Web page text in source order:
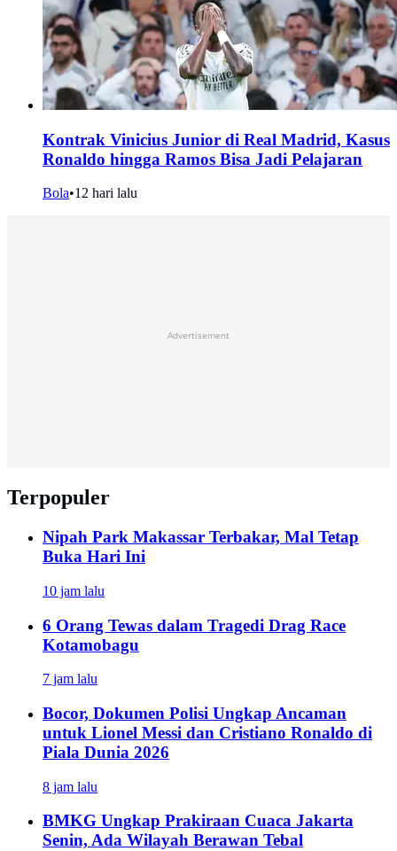
Kontrak Vinicius Junior di Real Madrid, Kasus
Ronaldo hingga Ramos Bisa Jadi Pelajaran
Bola•12 hari lalu
Advertisement
Terpopuler
Nipah Park Makassar Terbakar, Mal Tetap
Buka Hari Ini
10 jam lalu
6 Orang Tewas dalam Tragedi Drag Race
Kotamobagu
7 jam lalu
Bocor, Dokumen Polisi Ungkap Ancaman
untuk Lionel Messi dan Cristiano Ronaldo di
Piala Dunia 2026
8 jam lalu
BMKG Ungkap Prakiraan Cuaca Jakarta
Senin, Ada Wilayah Berawan Tebal